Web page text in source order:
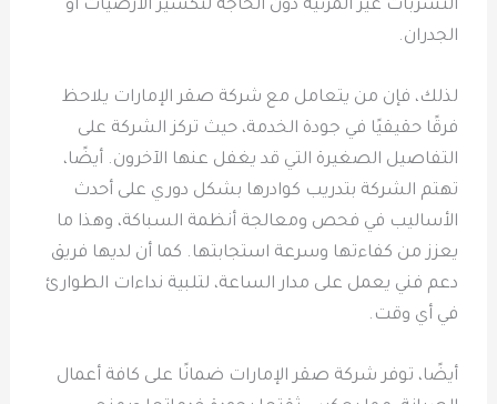
التسربات غير المرئية دون الحاجة لتكسير الأرضيات أو
الجدران.
لذلك، فإن من يتعامل مع شركة صقر الإمارات يلاحظ
فرقًا حقيقيًا في جودة الخدمة، حيث تركز الشركة على
التفاصيل الصغيرة التي قد يغفل عنها الآخرون. أيضًا،
تهتم الشركة بتدريب كوادرها بشكل دوري على أحدث
الأساليب في فحص ومعالجة أنظمة السباكة، وهذا ما
يعزز من كفاءتها وسرعة استجابتها. كما أن لديها فريق
دعم فني يعمل على مدار الساعة، لتلبية نداءات الطوارئ
في أي وقت.
أيضًا، توفر شركة صقر الإمارات ضمانًا على كافة أعمال